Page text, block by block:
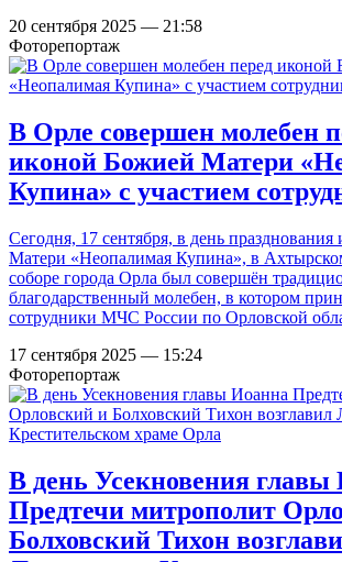
20 сентября 2025 — 21:58
Фоторепортаж
В Орле совершен молебен
иконой Божией Матери
Купина» с участием
Сегодня, 17 сентября, в день
Матери «Неопалимая Купина», в
соборе города Орла был совершён
благодарственный молебен, в котором
сотрудники МЧС России по Орловской
17 сентября 2025 — 15:24
Фоторепортаж
В день Усекновения главы
Предтечи митрополит
Болховский Тихон